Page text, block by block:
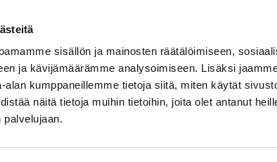
sisällön ja mainosten räätälöimiseen,
ja kävijämäärämme analysoimiseen. Lisäksi
alan kumppaneillemme tietoja siitä, miten käytät
näitä tietoja muihin tietoihin, joita olet antanut
palvelujaan.
Tuotteet Hyödyllistä tietoa
Logot